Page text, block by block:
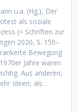
u.a. (Hg.), Der
als soziale
(= Schriften zur
2020, S. 150–
Bewegung
Jahre waren
Aus anderen,
Ideen, als…